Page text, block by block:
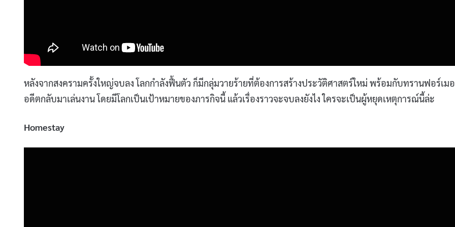
หลังจากสงครามครั้งใหญ่จบลง โลกกำลังฟื้นตัว ก็มีกลุ่มวายร้ายที่ต้องการสร้างประวัติศาสตร์ใหม่ พร้อมกับทรานฟอร์เม
อดีตกลับมาเล่นงาน โดยมีโลกเป็นเป้าหมายของภารกิจนี้ แล้วเรื่องราวจะจบลงยังไง ใครจะเป็นผู้หยุดเหตุการณ์นี้ล่ะ
Homestay